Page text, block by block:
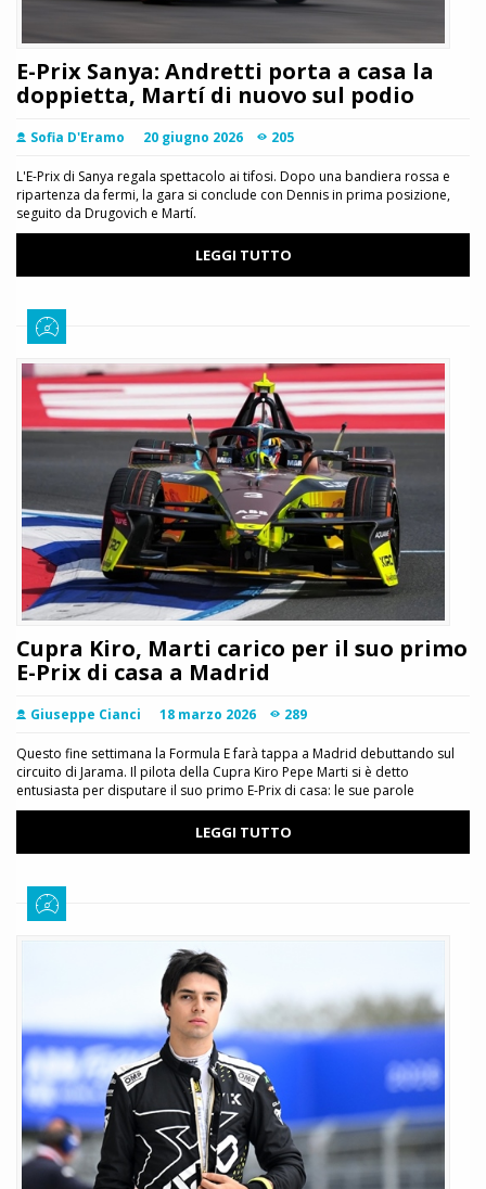
E-Prix Sanya: Andretti porta a casa la
doppietta, Martí di nuovo sul podio
Sofia D'Eramo 20 giugno 2026 205
L'E-Prix di Sanya regala spettacolo ai tifosi. Dopo una bandiera rossa e
ripartenza da fermi, la gara si conclude con Dennis in prima posizione,
seguito da Drugovich e Martí.
LEGGI TUTTO
Cupra Kiro, Marti carico per il suo primo
E-Prix di casa a Madrid
Giuseppe Cianci 18 marzo 2026 289
Questo fine settimana la Formula E farà tappa a Madrid debuttando sul
circuito di Jarama. Il pilota della Cupra Kiro Pepe Marti si è detto
entusiasta per disputare il suo primo E-Prix di casa: le sue parole
LEGGI TUTTO